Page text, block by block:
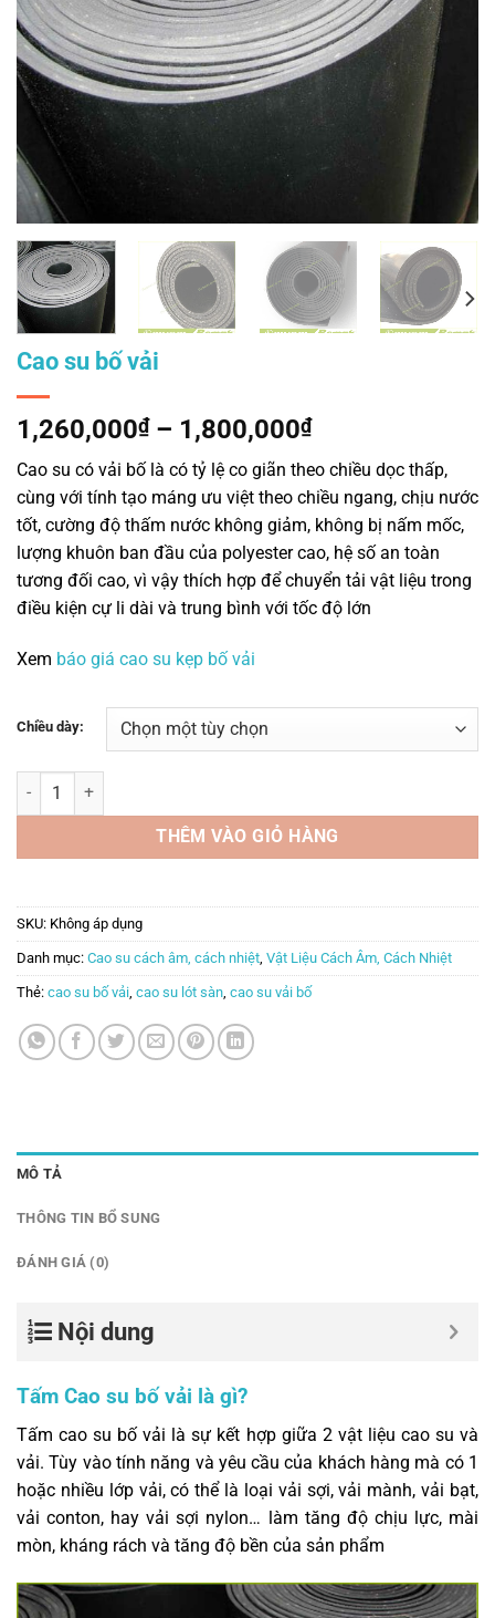
Cao su bố vải
1,260,000₫ – 1,800,000₫Khoảng
giá:
từ
1,260,000₫
đến
1,800,000₫
Cao su có vải bố là có tỷ lệ co giãn theo chiều dọc thấp,
cùng với tính tạo máng ưu việt theo chiều ngang, chịu nước
tốt, cường độ thấm nước không giảm, không bị nấm mốc,
lượng khuôn ban đầu của polyester cao, hệ số an toàn
tương đối cao, vì vậy thích hợp để chuyển tải vật liệu trong
điều kiện cự li dài và trung bình với tốc độ lớn
Xem báo giá cao su kẹp bố vải
Chiều dày:
Cao su bố vải số lượng
THÊM VÀO GIỎ HÀNG
SKU: Không áp dụng
Danh mục: Cao su cách âm, cách nhiệt, Vật Liệu Cách Âm, Cách Nhiệt
Thẻ: cao su bố vải, cao su lót sàn, cao su vải bố
MÔ TẢ
THÔNG TIN BỔ SUNG
ĐÁNH GIÁ (0)
Nội dung
Tấm Cao su bố vải là gì?
Tấm cao su bố vải là sự kết hợp giữa 2 vật liệu cao su và
vải. Tùy vào tính năng và yêu cầu của khách hàng mà có 1
hoặc nhiều lớp vải, có thể là loại vải sợi, vải mành, vải bạt,
vải conton, hay vải sợi nylon… làm tăng độ chịu lực, mài
mòn, kháng rách và tăng độ bền của sản phẩm